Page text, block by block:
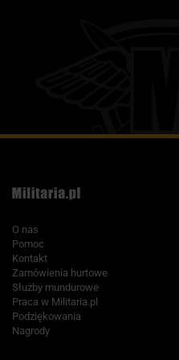
O nas
Pomoc
Kontakt
Zamówienia hurtowe
Służby mundurowe
Praca w Militaria.pl
Podziękowania
Nagrody